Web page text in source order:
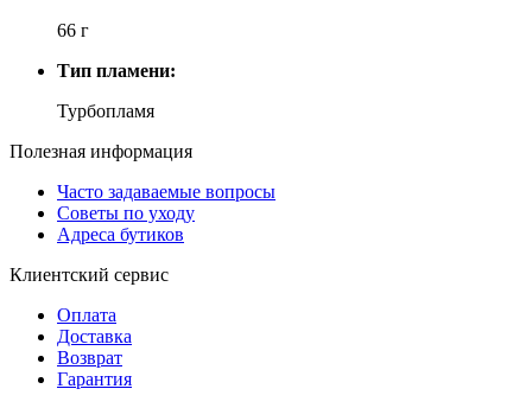
66 г
Тип пламени:
Турбопламя
Полезная информация
Часто задаваемые вопросы
Советы по уходу
Адреса бутиков
Клиентский сервис
Оплата
Доставка
Возврат
Гарантия